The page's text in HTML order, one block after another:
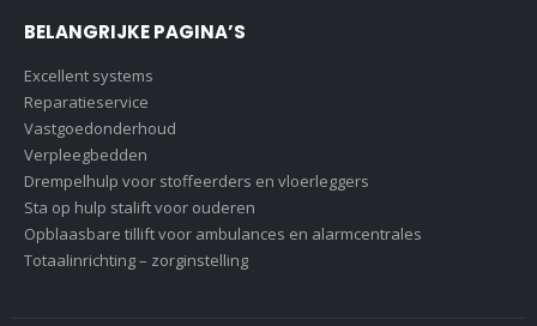
BELANGRIJKE PAGINA’S
Excellent systems
Reparatieservice
Vastgoedonderhoud
Verpleegbedden
Drempelhulp voor stoffeerders en vloerleggers
Sta op hulp stalift voor ouderen
Opblaasbare tillift voor ambulances en alarmcentrales
Totaalinrichting – zorginstelling